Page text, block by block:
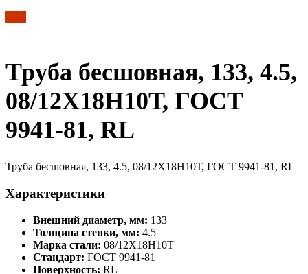
Труба бесшовная, 133, 4.5,
08/12Х18Н10Т, ГОСТ
9941-81, RL
Труба бесшовная, 133, 4.5, 08/12Х18Н10Т, ГОСТ 9941-81, RL
Характеристики
Внешний диаметр, мм: 133
Толщина стенки, мм: 4.5
Марка стали: 08/12Х18Н10Т
Стандарт: ГОСТ 9941-81
Поверхность: RL